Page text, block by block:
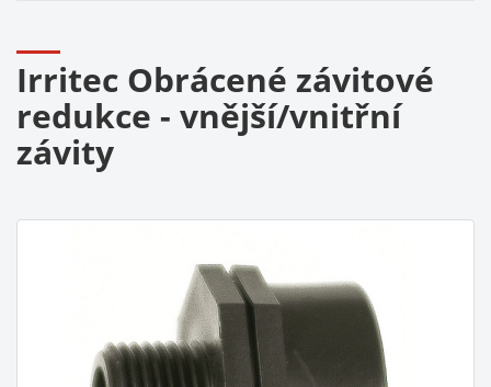
Irritec Obrácené závitové
redukce - vnější/vnitřní
závity